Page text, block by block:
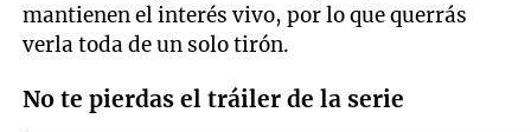
mantienen el interés vivo, por lo que querrás
verla toda de un solo tirón.
No te pierdas el tráiler de la serie